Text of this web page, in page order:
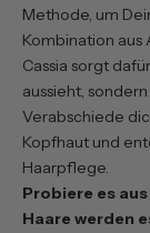
Methode, um
Kombination aus
Cassia sorgt
aussieht,
Verabschiede
Kopfhaut und
Haarpflege.
Probiere es
Haare werden